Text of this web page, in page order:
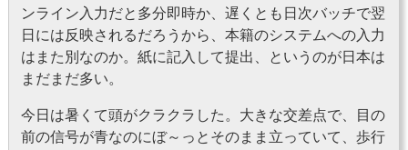
ンライン入力だと多分即時か、遅くとも日次バッチで翌
日には反映されるだろうから、本籍のシステムへの入力
はまた別なのか。紙に記入して提出、というのが日本は
まだまだ多い。
今日は暑くて頭がクラクラした。大きな交差点で、目の
前の信号が青なのにぼ～っとそのまま立っていて、歩行